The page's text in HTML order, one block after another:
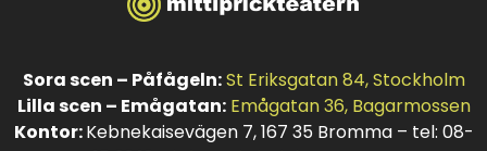
Sora scen – Påfågeln:St Eriksgatan 84, Stockholm
Lilla scen – Emågatan: Emågatan 36, Bagarmossen
Kontor:Kebnekaisevägen 7, 167 35 Bromma – tel: 08-